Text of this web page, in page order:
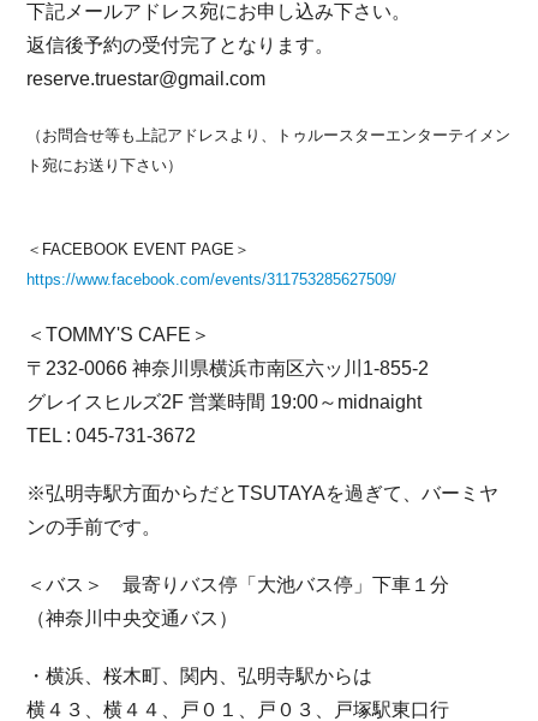
下記メールアドレス宛にお申し込み下さい。
返信後予約の受付完了となります。
reserve.truestar@gmail.com
（お問合せ等も上記アドレスより、トゥルースターエンターテイメン
ト宛にお送り下さい）
＜FACEBOOK EVENT PAGE＞
https://www.facebook.com/events/311753285627509/
＜TOMMY'S CAFE＞
〒232-0066 神奈川県横浜市南区六ッ川1-855-2
グレイスヒルズ2F 営業時間 19:00～midnaight
TEL : 045-731-3672
※弘明寺駅方面からだとTSUTAYAを過ぎて、バーミヤ
ンの手前です。
＜バス＞ 最寄りバス停「大池バス停」下車１分
（神奈川中央交通バス）
・横浜、桜木町、関内、弘明寺駅からは
横４３、横４４、戸０１、戸０３、戸塚駅東口行